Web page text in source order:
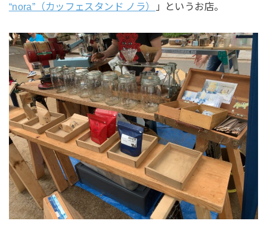
“nora”（カッフェスタンド ノラ）
」というお店。